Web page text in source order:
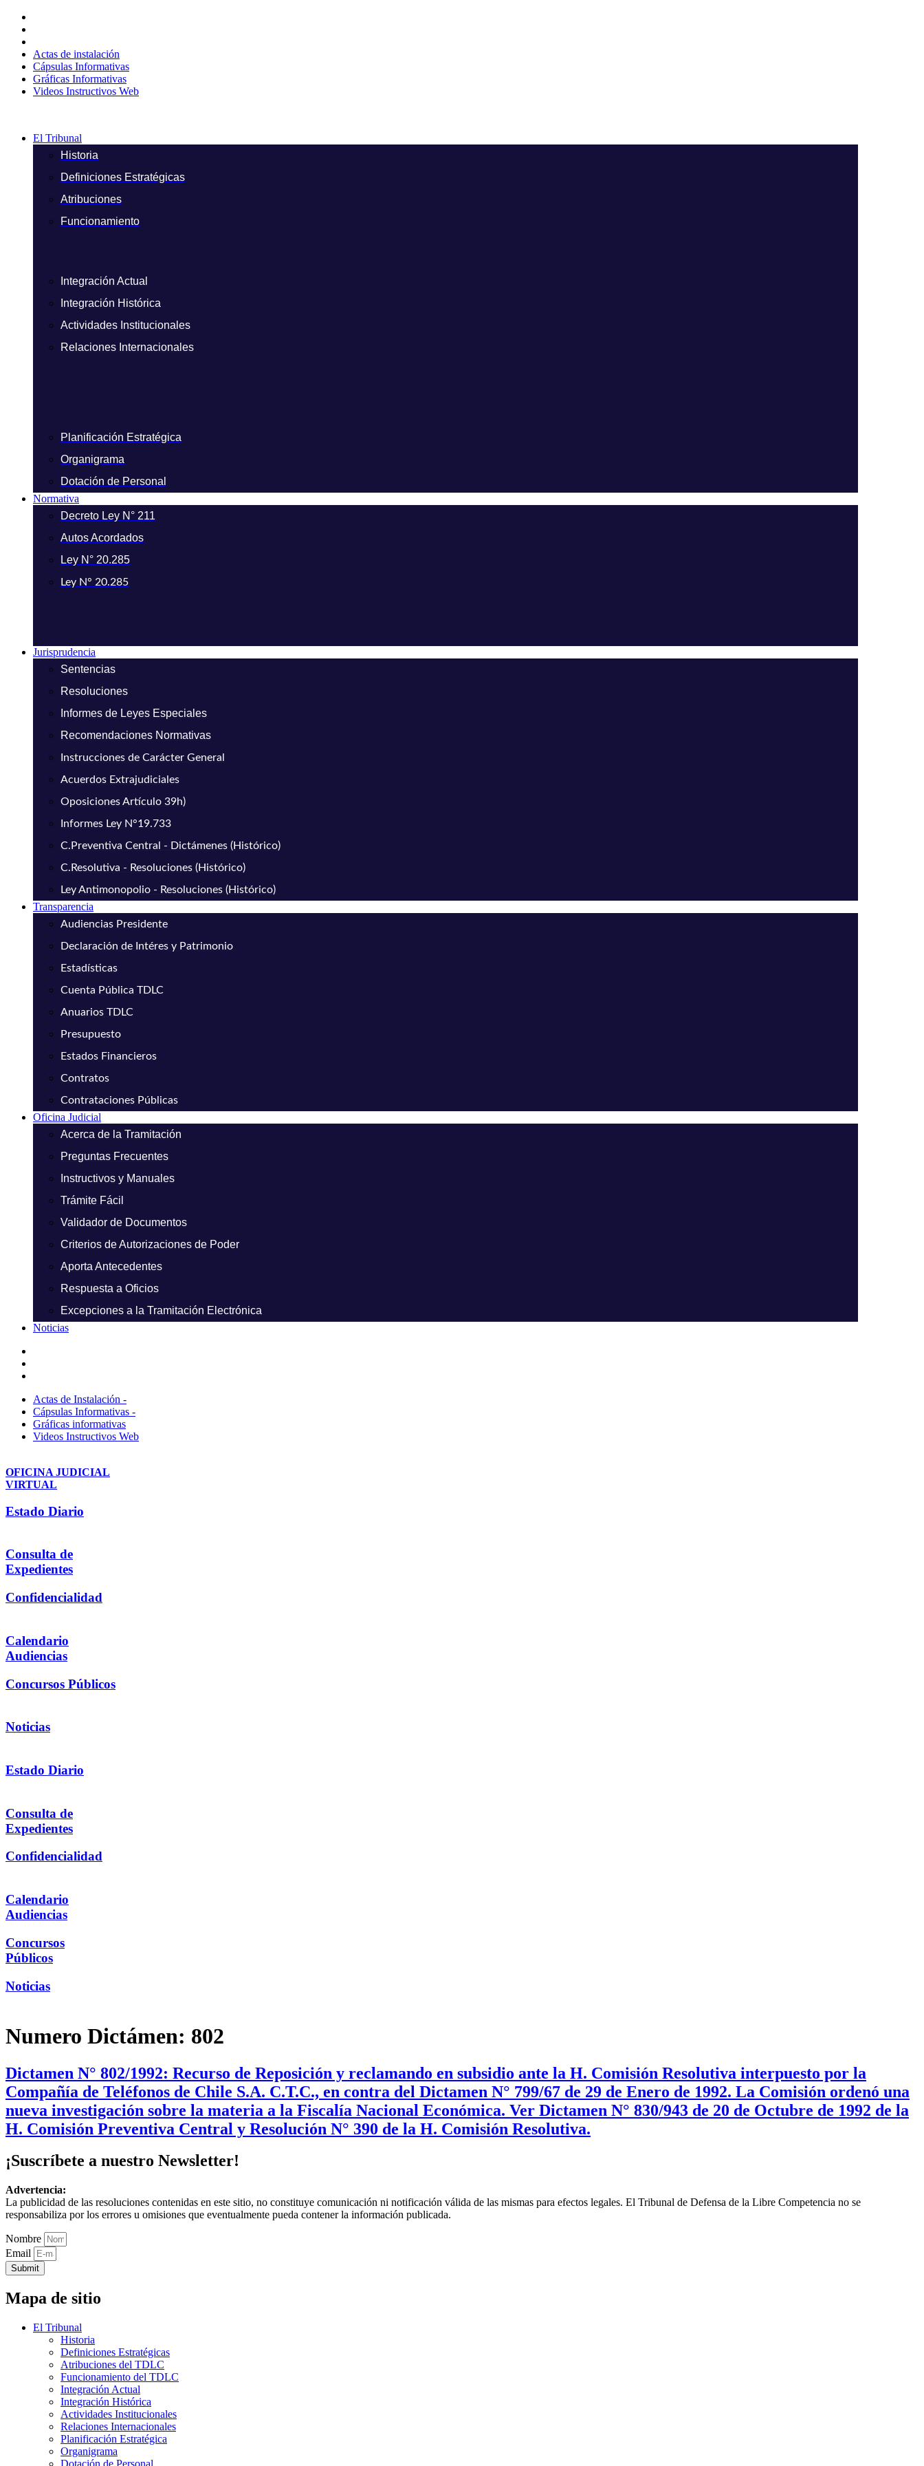
contenido
Actas de instalación
Cápsulas Informativas
Gráficas Informativas
Videos Instructivos Web
El Tribunal
Historia
Definiciones Estratégicas
Atribuciones
Funcionamiento
Integración Actual
Integración Histórica
Actividades Institucionales
Relaciones Internacionales
Planificación Estratégica
Organigrama
Dotación de Personal
Normativa
Decreto Ley N° 211
Autos Acordados
Ley N° 20.285
Ley N° 20.285
Jurisprudencia
Sentencias
Resoluciones
Informes de Leyes Especiales
Recomendaciones Normativas
Instrucciones de Carácter General
Acuerdos Extrajudiciales
Oposiciones Artículo 39h)
Informes Ley N°19.733
C.Preventiva Central - Dictámenes (Histórico)
C.Resolutiva - Resoluciones (Histórico)
Ley Antimonopolio - Resoluciones (Histórico)
Transparencia
Audiencias Presidente
Declaración de Intéres y Patrimonio
Estadísticas
Cuenta Pública TDLC
Anuarios TDLC
Presupuesto
Estados Financieros
Contratos
Contrataciones Públicas
Oficina Judicial
Acerca de la Tramitación
Preguntas Frecuentes
Instructivos y Manuales
Trámite Fácil
Validador de Documentos
Criterios de Autorizaciones de Poder
Aporta Antecedentes
Respuesta a Oficios
Excepciones a la Tramitación Electrónica
Noticias
Actas de Instalación -
Cápsulas Informativas -
Gráficas informativas
Videos Instructivos Web
OFICINA JUDICIAL
VIRTUAL
Estado Diario
Consulta de
Expedientes
Confidencialidad
Calendario
Audiencias
Concursos Públicos
Noticias
Estado Diario
Consulta de
Expedientes
Confidencialidad
Calendario
Audiencias
Concursos
Públicos
Noticias
Numero Dictámen: 802
Dictamen N° 802/1992: Recurso de Reposición y reclamando en subsidio ante la H. Comisión Resolutiva interpuesto por la
Compañía de Teléfonos de Chile S.A. C.T.C., en contra del Dictamen N° 799/67 de 29 de Enero de 1992. La Comisión ordenó una
nueva investigación sobre la materia a la Fiscalía Nacional Económica. Ver Dictamen N° 830/943 de 20 de Octubre de 1992 de la
H. Comisión Preventiva Central y Resolución N° 390 de la H. Comisión Resolutiva.
¡Suscríbete a nuestro Newsletter!
Advertencia:
La publicidad de las resoluciones contenidas en este sitio, no constituye comunicación ni notificación válida de las mismas para efectos legales. El Tribunal de Defensa de la Libre Competencia no se
responsabiliza por los errores u omisiones que eventualmente pueda contener la información publicada.
Nombre
Email
Submit
Mapa de sitio
El Tribunal
Historia
Definiciones Estratégicas
Atribuciones del TDLC
Funcionamiento del TDLC
Integración Actual
Integración Histórica
Actividades Institucionales
Relaciones Internacionales
Planificación Estratégica
Organigrama